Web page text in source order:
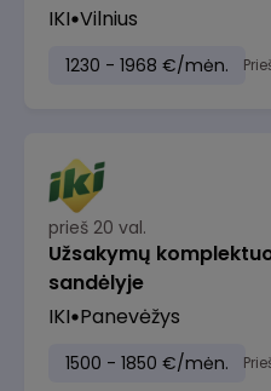
IKI Vilnius
1230 - 1968 €/mėn.
prieš 20 val.
Užsakymų
sandėlyje
IKI Panevėžys
1500 - 1850 €/mėn.